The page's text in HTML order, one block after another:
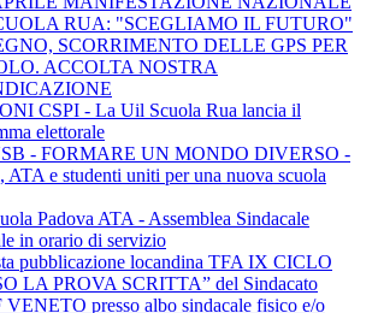
RUA: "SCEGLIAMO IL FUTURO"
SCORRIMENTO DELLE GPS PER
ACCOLTA NOSTRA
CSPI - La Uil Scuola Rua lancia il
elettorale
- FORMARE UN MONDO DIVERSO -
ATA e studenti uniti per una nuova scuola
Padova ATA - Assemblea Sindacale
in orario di servizio
pubblicazione locandina TFA IX CICLO
LA PROVA SCRITTA” del Sindacato
presso albo sindacale fisico e/o